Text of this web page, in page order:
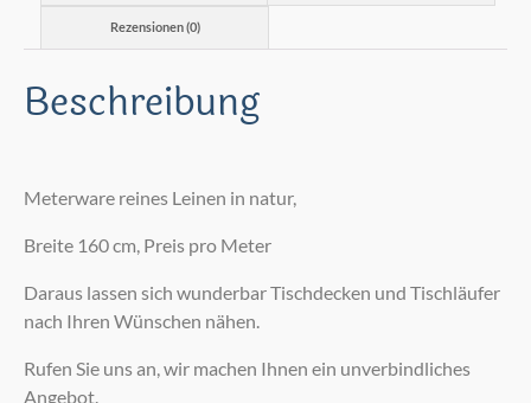
Rezensionen (0)
Beschreibung
Meterware reines Leinen in natur,
Breite 160 cm, Preis pro Meter
Daraus lassen sich wunderbar Tischdecken und Tischläufer
nach Ihren Wünschen nähen.
Rufen Sie uns an, wir machen Ihnen ein unverbindliches
Angebot.